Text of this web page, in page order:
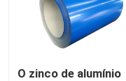
O zinco de alumínio